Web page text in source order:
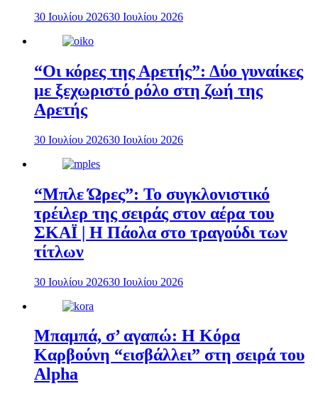
30 Ιουλίου 202630 Ιουλίου 2026
“Οι κόρες της Αρετής”: Δύο γυναίκες
με ξεχωριστό ρόλο στη ζωή της
Αρετής
30 Ιουλίου 202630 Ιουλίου 2026
“Μπλε Ώρες”: Το συγκλονιστικό
τρέιλερ της σειράς στον αέρα του
ΣΚΑΪ | Η Πάολα στο τραγούδι των
τίτλων
30 Ιουλίου 202630 Ιουλίου 2026
Μπαμπά, σ’ αγαπώ: Η Κόρα
Καρβούνη “εισβάλλει” στη σειρά του
Alpha